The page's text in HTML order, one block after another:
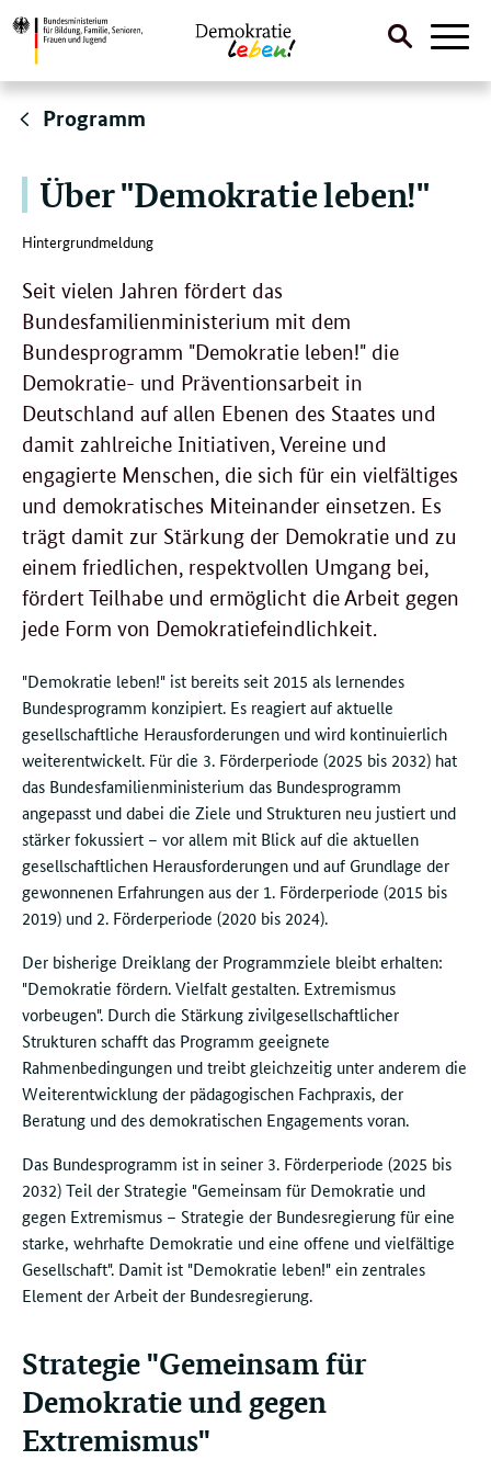
Direktlink:
Suche
Programm
Über "Demokratie leben!"
Hintergrundmeldung
Seit vielen Jahren fördert das
Bundesfamilienministerium mit dem
Bundesprogramm "Demokratie leben!" die
Demokratie- und Präventionsarbeit in
Deutschland auf allen Ebenen des Staates und
damit zahlreiche Initiativen, Vereine und
engagierte Menschen, die sich für ein vielfältiges
und demokratisches Miteinander einsetzen. Es
trägt damit zur Stärkung der Demokratie und zu
einem friedlichen, respektvollen Umgang bei,
fördert Teilhabe und ermöglicht die Arbeit gegen
jede Form von Demokratiefeindlichkeit.
"Demokratie leben!" ist bereits seit 2015 als lernendes
Bundesprogramm konzipiert. Es reagiert auf aktuelle
gesellschaftliche Herausforderungen und wird kontinuierlich
weiterentwickelt. Für die 3. Förderperiode (2025 bis 2032) hat
das Bundesfamilienministerium das Bundesprogramm
angepasst und dabei die Ziele und Strukturen neu justiert und
stärker fokussiert – vor allem mit Blick auf die aktuellen
gesellschaftlichen Herausforderungen und auf Grundlage der
gewonnenen Erfahrungen aus der 1. Förderperiode (2015 bis
2019) und 2. Förderperiode (2020 bis 2024).
Der bisherige Dreiklang der Programmziele bleibt erhalten:
"Demokratie fördern. Vielfalt gestalten. Extremismus
vorbeugen". Durch die Stärkung zivilgesellschaftlicher
Strukturen schafft das Programm geeignete
Rahmenbedingungen und treibt gleichzeitig unter anderem die
Weiterentwicklung der pädagogischen Fachpraxis, der
Beratung und des demokratischen Engagements voran.
Das Bundesprogramm ist in seiner 3. Förderperiode (2025 bis
2032) Teil der Strategie "Gemeinsam für Demokratie und
gegen Extremismus – Strategie der Bundesregierung für eine
starke, wehrhafte Demokratie und eine offene und vielfältige
Gesellschaft". Damit ist "Demokratie leben!" ein zentrales
Element der Arbeit der Bundesregierung.
Strategie "Gemeinsam für
Demokratie und gegen
Extremismus"